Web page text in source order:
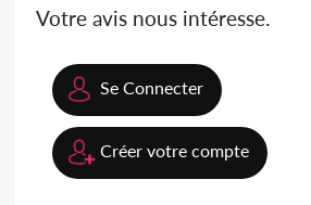
Votre avis nous intéresse.
Se Connecter
Créer votre compte